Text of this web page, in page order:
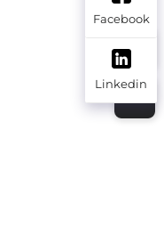
Facebook
Linkedin